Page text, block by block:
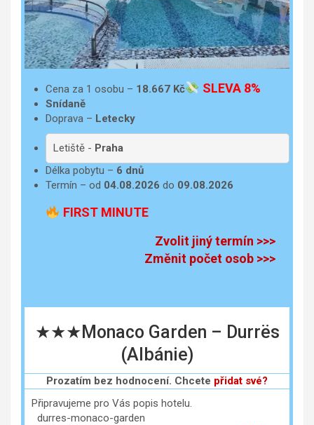
Cena za 1 osobu – 18.667 Kč SLEVA 8%
Snídaně
Doprava – Letecky
Letiště - Praha
Délka pobytu – 6 dnů
Termín – od 04.08.2026 do 09.08.2026
FIRST MINUTE
Zvolit jiný termín >>>
Změnit počet osob >>>
★★★Monaco Garden – Durrës
(Albánie)
Prozatím bez hodnocení. Chcete přidat své?
Připravujeme pro Vás popis hotelu.
durres-monaco-garden